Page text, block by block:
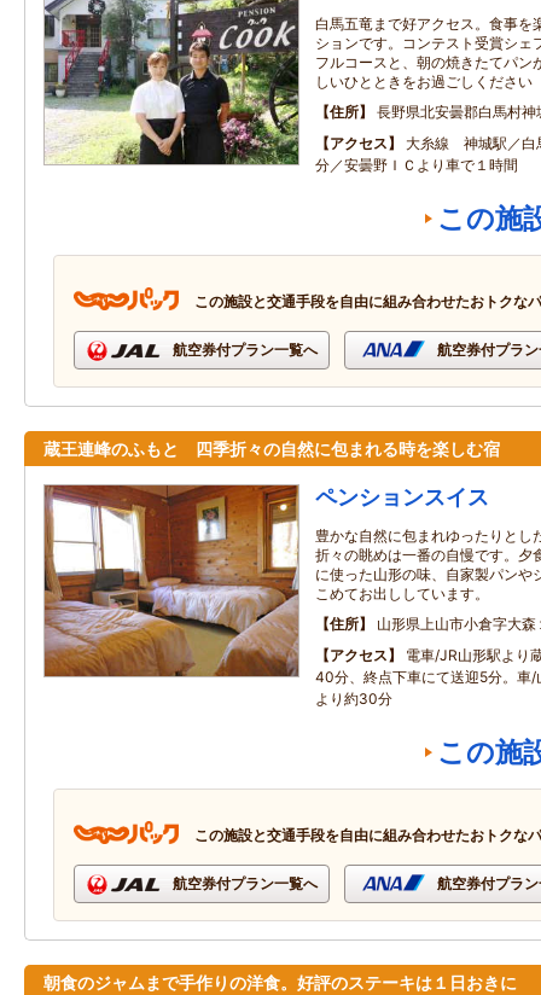
白馬五竜まで好アクセス。食事を
ションです。コンテスト受賞シェ
フルコースと、朝の焼きたてパン
しいひとときをお過ごしください
住所
長野県北安曇郡白馬村
アクセス
大糸線 神城駅／白
分／安曇野ＩＣより車で１時間
この施
この施設と交通手段を自由に組み合わせたおトクな
航空券付プラン一覧へ 航空券付プラ
蔵王連峰のふもと 四季折々の自然に包まれる時を楽しむ宿
ペンションスイス
豊かな自然に包まれゆったりとし
折々の眺めは一番の自慢です。夕
に使った山形の味、自家製パンや
こめてお出ししています。
住所
山形県上山市小倉字大森
アクセス
電車/JR山形駅より
40分、終点下車にて送迎5分。車/
より約30分
この施
この施設と交通手段を自由に組み合わせたおトクな
航空券付プラン一覧へ 航空券付プラ
朝食のジャムまで手作りの洋食。好評のステーキは１日おきに